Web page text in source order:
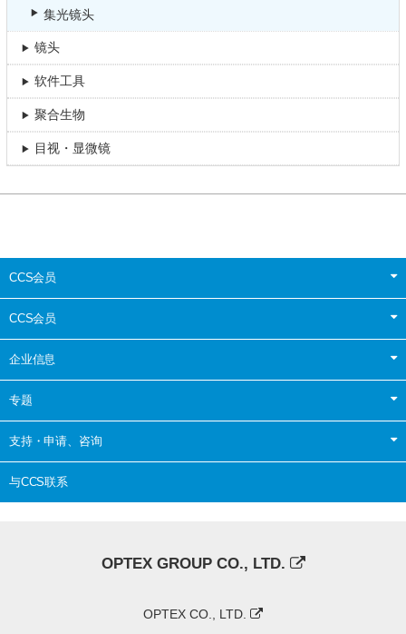
集光镜头
镜头
软件工具
聚合生物
目视・显微镜
CCS会员
CCS会员
企业信息
专题
支持・申请、咨询
与CCS联系
OPTEX GROUP CO., LTD.
OPTEX CO., LTD.